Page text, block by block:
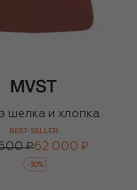
шелка и хлопка
BEST-SELLER
₽62 000 ₽
-30%